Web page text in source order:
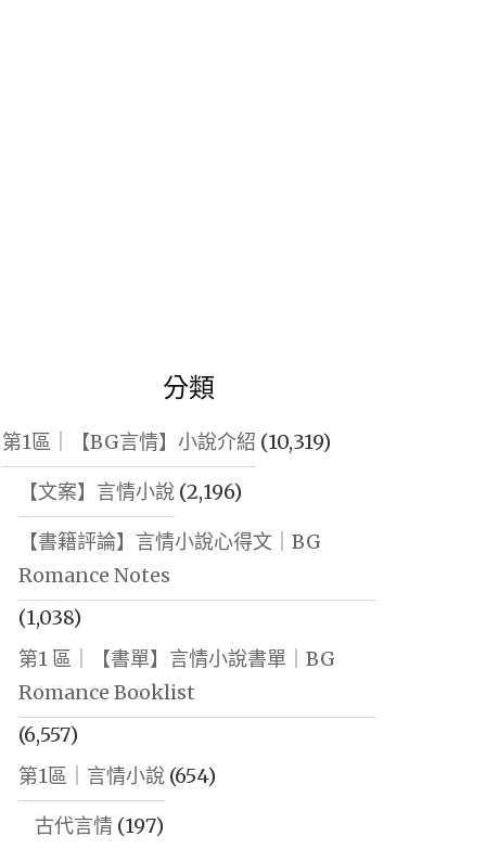
分類
第1區｜【BG言情】小說介紹 (10,319)
【文案】言情小說(2,196)
【書籍評論】言情小說心得文｜BG
Romance Notes
(1,038)
第1 區｜【書單】言情小說書單｜BG
Romance Booklist
(6,557)
第1區｜言情小說(654)
古代言情(197)